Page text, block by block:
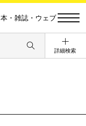
本・雑誌・ウェブ
詳細検索